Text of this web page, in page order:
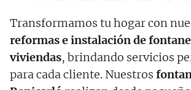
Transformamos tu hogar con
reformas e instalación de
viviendas, brindando servicios
para cada cliente. Nuestros